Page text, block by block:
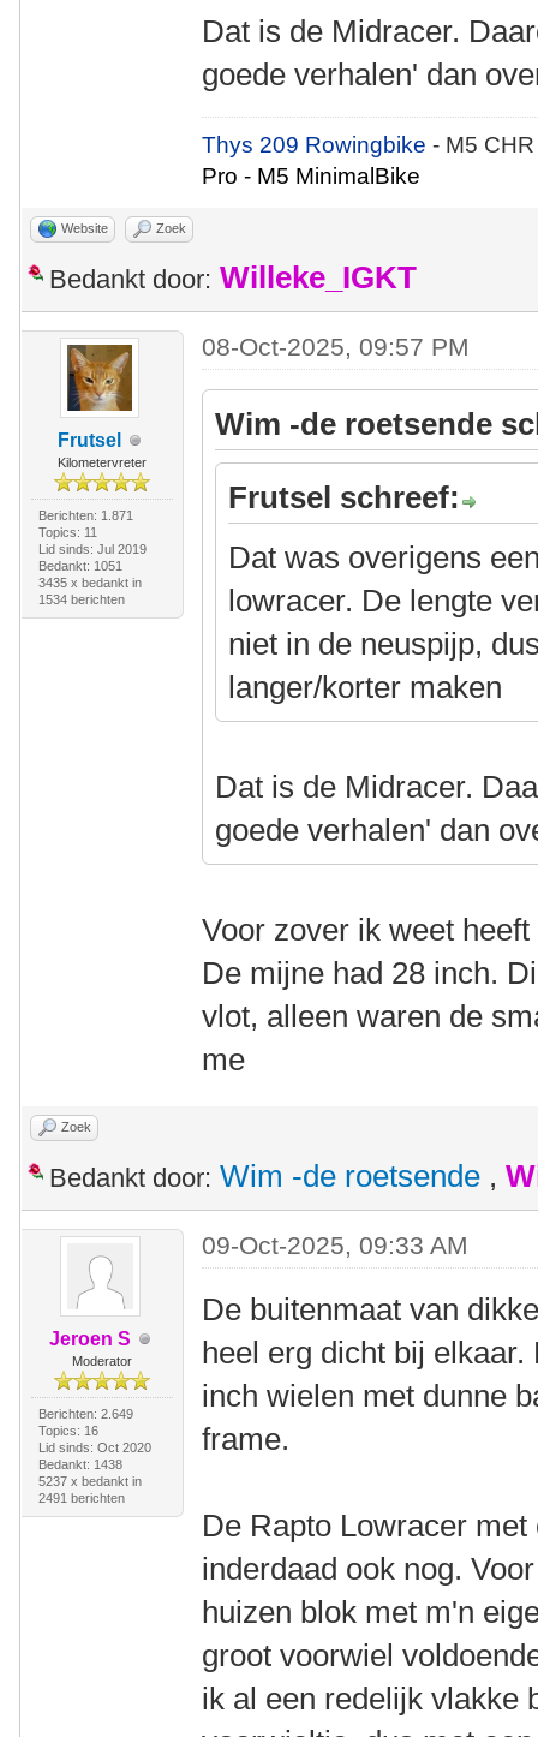
Dat is de Midracer.
goede verhalen' dan
Thys 209 Rowingbike- M5
Pro - M5 MinimalBike
Website Zoek
Bedankt door: Willeke_IGKT
Frutsel
Kilometervreter
Berichten: 1.871
Topics: 11
Lid sinds: Jul 2019
Bedankt: 1051
3435 x bedankt in
1534 berichten
08-Oct-2025, 09:57 PM
Wim -de roetsende
Frutsel schreef:
Dat was overigens
lowracer. De lengte
niet in de neuspijp,
langer/korter maken
Dat is de Midracer.
goede verhalen' dan
Voor zover ik weet
De mijne had 28 inch.
vlot, alleen waren de
me
Zoek
Bedankt door: Wim -de roetsende ,
Jeroen S
Moderator
Berichten: 2.649
Topics: 16
Lid sinds: Oct 2020
Bedankt: 1438
5237 x bedankt in
2491 berichten
09-Oct-2025, 09:33 AM
De buitenmaat van
heel erg dicht bij
inch wielen met dunne
frame.
De Rapto Lowracer
inderdaad ook nog.
huizen blok met m'n
groot voorwiel
ik al een redelijk vlakke